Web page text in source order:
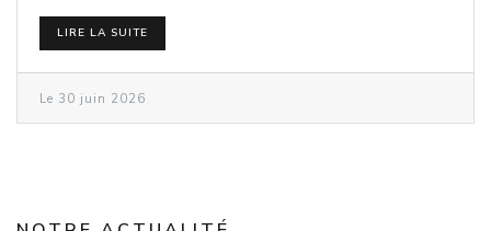
LIRE LA SUITE
Le 30 juin 2026